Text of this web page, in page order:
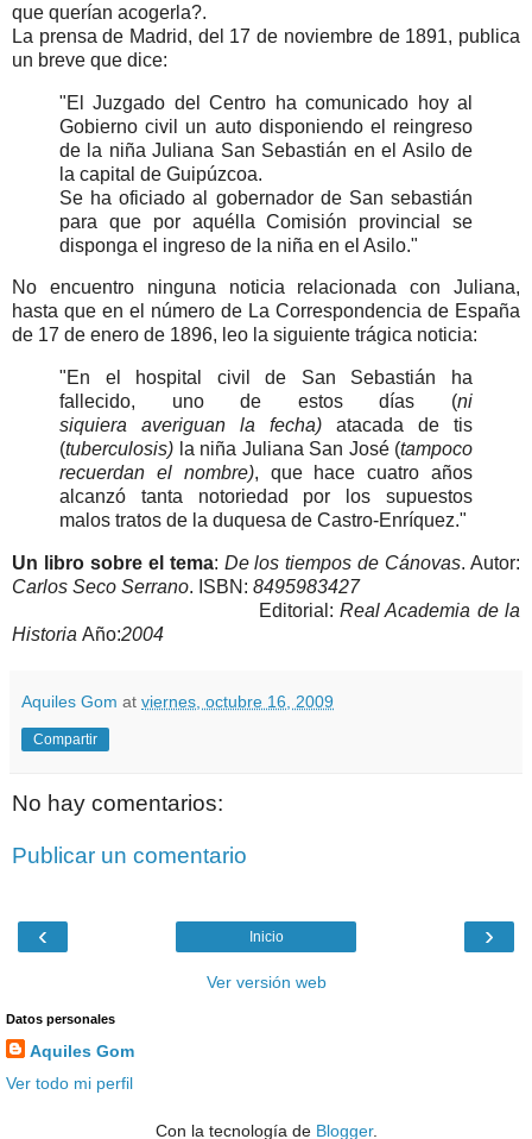
que querían acogerla?.
La prensa de Madrid, del 17 de noviembre de 1891, publica
un breve que dice:
"El Juzgado del Centro ha comunicado hoy al
Gobierno civil un auto disponiendo el reingreso
de la niña Juliana San Sebastián en el Asilo de
la capital de Guipúzcoa.
Se ha oficiado al gobernador de San sebastián
para que por aquélla Comisión provincial se
disponga el ingreso de la niña en el Asilo."
No encuentro ninguna noticia relacionada con Juliana,
hasta que en el número de La Correspondencia de España
de 17 de enero de 1896, leo la siguiente trágica noticia:
"En el hospital civil de San Sebastián ha
fallecido, uno de estos días (ni
siquiera averiguan la fecha) atacada de tis
(tuberculosis) la niña Juliana San José (tampoco
recuerdan el nombre), que hace cuatro años
alcanzó tanta notoriedad por los supuestos
malos tratos de la duquesa de Castro-Enríquez."
Un libro sobre el tema: De los tiempos de Cánovas. Autor:
Carlos Seco Serrano. ISBN: 8495983427
Editorial:Real Academia de la
Historia Año:2004
Aquiles Gom at viernes, octubre 16, 2009
Compartir
No hay comentarios:
Publicar un comentario
‹ ›
Inicio
Ver versión web
Datos personales
Aquiles Gom
Ver todo mi perfil
Con la tecnología de Blogger.